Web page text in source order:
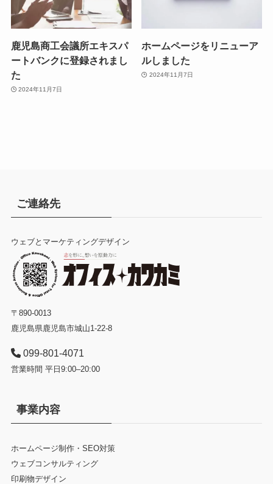
鹿児島商工会議所エキスパ
ートバンクに登録されまし
た
2024年11月7日
ホームページをリニューア
ルしました
2024年11月7日
ご連絡先
ウェブとマーケティングデザイン
〒890-0013
鹿児島県鹿児島市城山1-22-8
099-801-4071
営業時間 平日9:00–20:00
事業内容
ホームページ制作・SEO対策
ウェブコンサルティング
印刷物デザイン